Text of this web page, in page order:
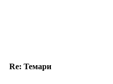
Re: Темари